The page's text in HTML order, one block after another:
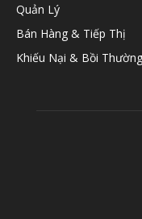
Quản Lý
Bán Hàng & Tiếp Thị
Khiếu Nại & Bồi Thường